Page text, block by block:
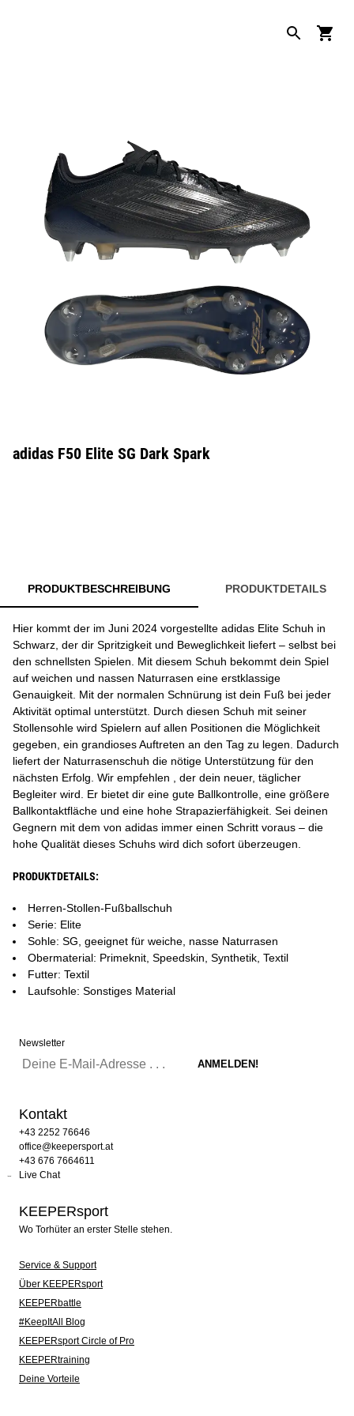
adidas F50 Elite SG Dark Spark
PRODUKTBESCHREIBUNG PRODUKTDETAILS
Hier kommt der im Juni 2024 vorgestellte adidas Elite Schuh in
Schwarz, der dir Spritzigkeit und Beweglichkeit liefert – selbst bei
den schnellsten Spielen. Mit diesem Schuh bekommt dein Spiel
auf weichen und nassen Naturrasen eine erstklassige
Genauigkeit. Mit der normalen Schnürung ist dein Fuß bei jeder
Aktivität optimal unterstützt. Durch diesen Schuh mit seiner
Stollensohle wird Spielern auf allen Positionen die Möglichkeit
gegeben, ein grandioses Auftreten an den Tag zu legen. Dadurch
liefert der Naturrasenschuh die nötige Unterstützung für den
nächsten Erfolg. Wir empfehlen , der dein neuer, täglicher
Begleiter wird. Er bietet dir eine gute Ballkontrolle, eine größere
Ballkontaktfläche und eine hohe Strapazierfähigkeit. Sei deinen
Gegnern mit dem von adidas immer einen Schritt voraus – die
hohe Qualität dieses Schuhs wird dich sofort überzeugen.
PRODUKTDETAILS:
Herren-Stollen-Fußballschuh
Serie: Elite
Sohle: SG, geeignet für weiche, nasse Naturrasen
Obermaterial: Primeknit, Speedskin, Synthetik, Textil
Futter: Textil
Laufsohle: Sonstiges Material
Newsletter
Kontakt
+43 2252 76646
office@keepersport.at
+43 676 7664611
Live Chat
KEEPERsport
Wo Torhüter an erster Stelle stehen.
Service & Support
Über KEEPERsport
KEEPERbattle
#KeepItAll Blog
KEEPERsport Circle of Pro
KEEPERtraining
Deine Vorteile